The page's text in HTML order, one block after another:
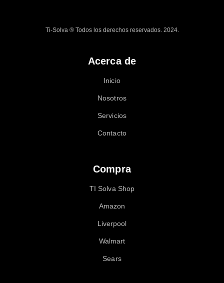
Ti-Solva ® Todos los derechos reservados. 2024.
Acerca de
Inicio
Nosotros
Servicios
Contacto
Compra
TI Solva Shop
Amazon
Liverpool
Walmart
Sears